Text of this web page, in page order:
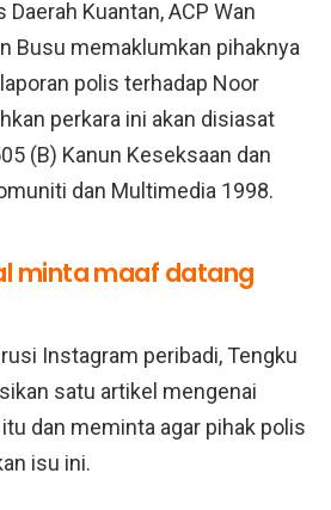
Kuantan, ACP Wan
Busu memaklumkan pihaknya
polis terhadap Noor
perkara ini akan disiasat
(B) Kanun Keseksaan dan
dan Multimedia 1998.
minta maaf datang
Instagram peribadi, Tengku
satu artikel mengenai
dan meminta agar pihak polis
isu ini.